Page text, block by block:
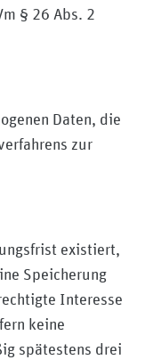
§ 26 Abs. 2
Daten, die
zur
existiert,
Speicherung
Interesse
keine
spätestens drei